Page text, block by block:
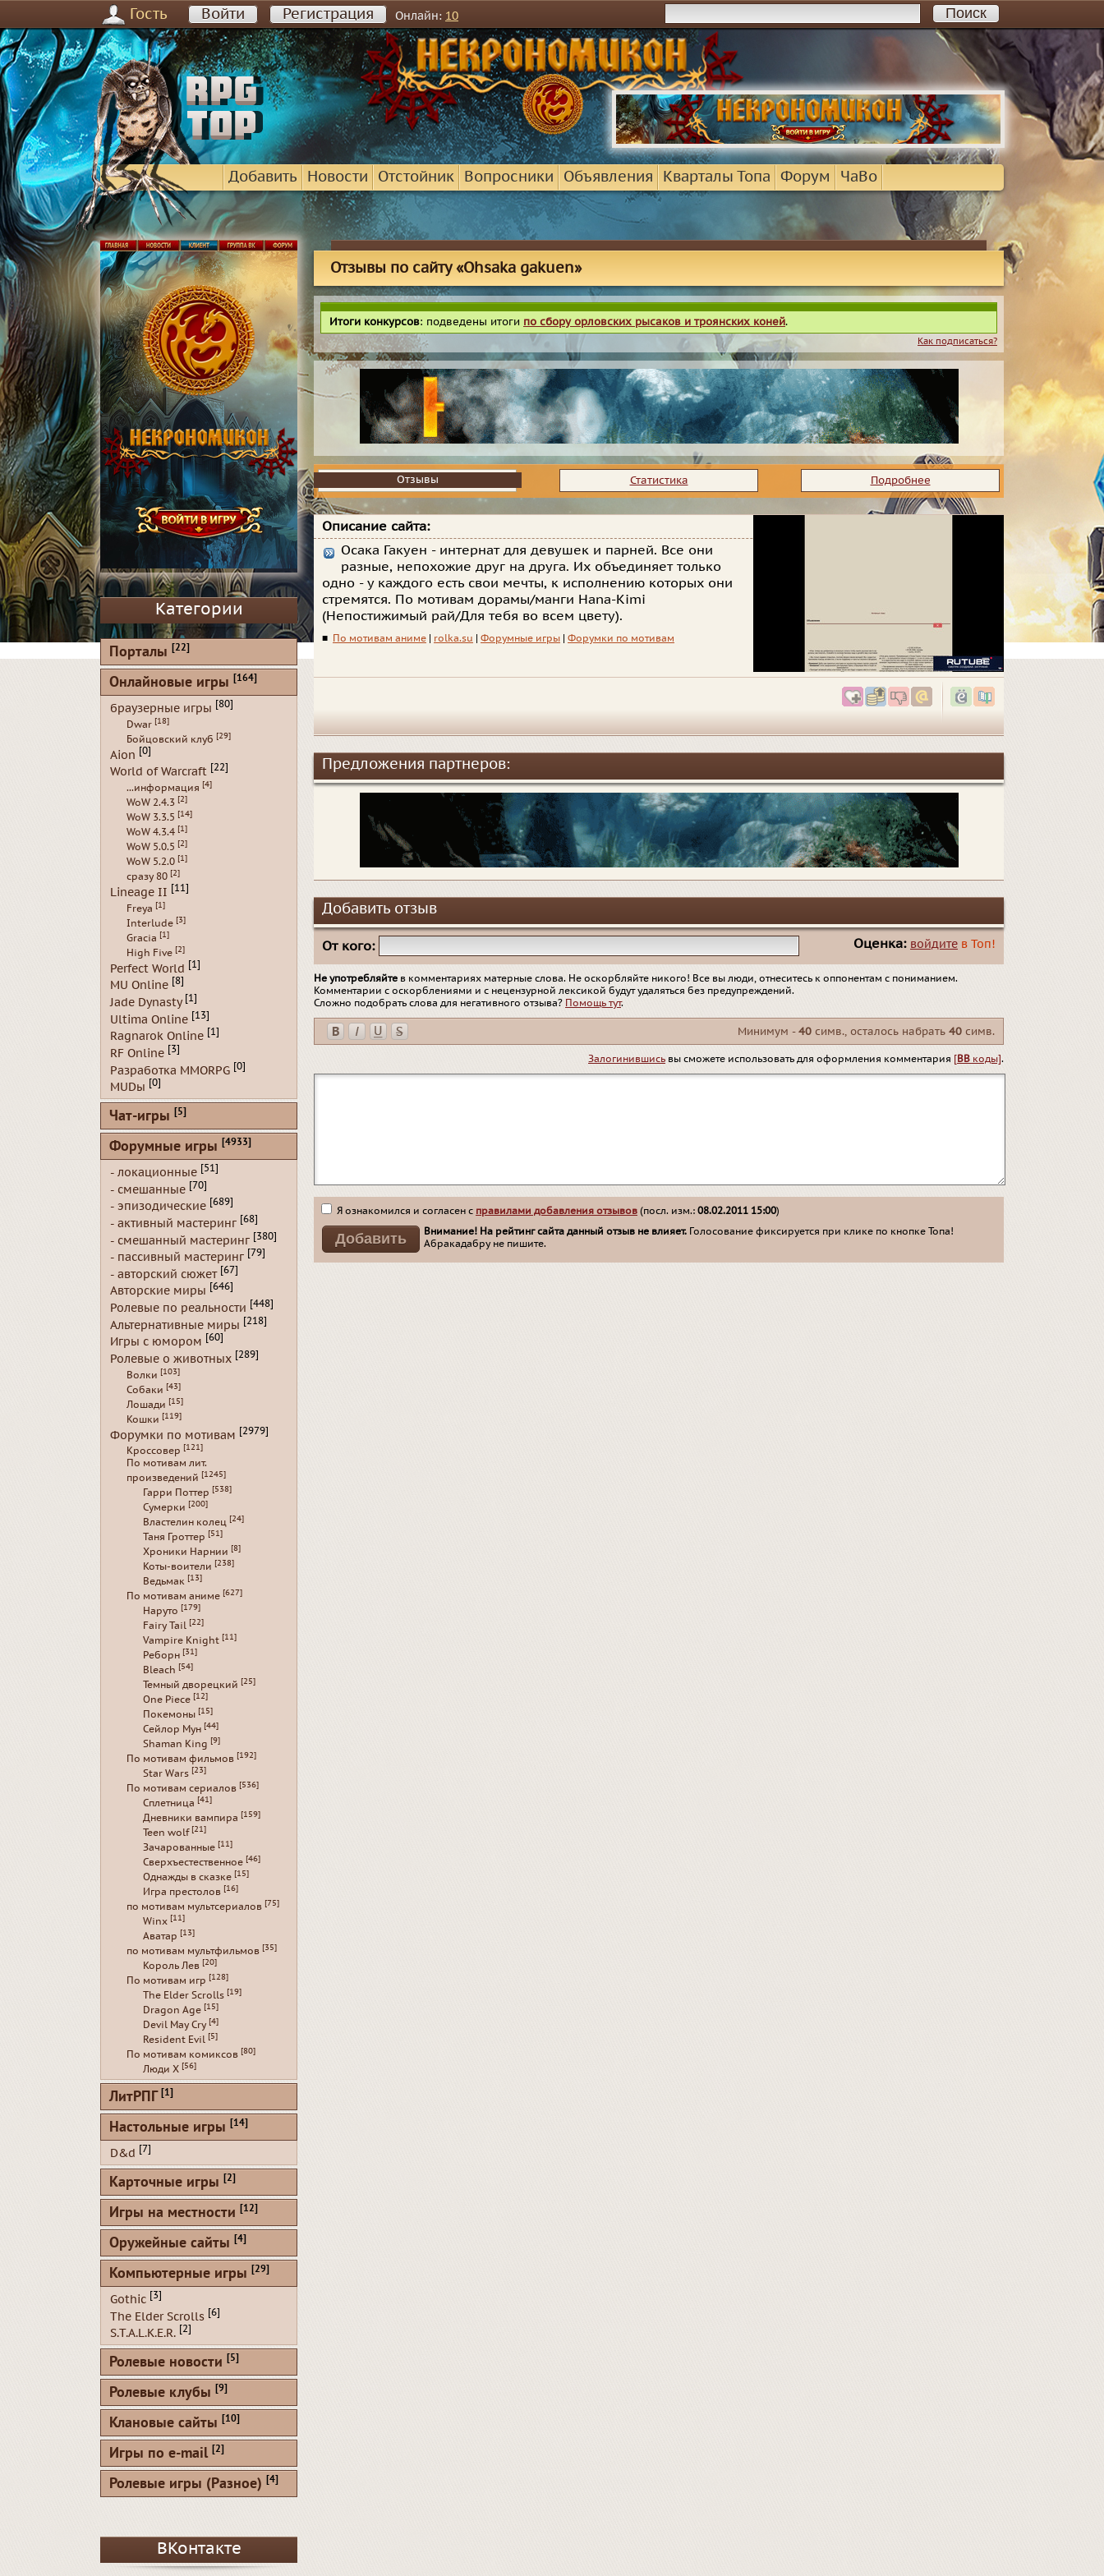
Гость Войти Регистрация Онлайн: 10
Добавить Новости Отстойник Вопросники Объявления Кварталы Топа Форум ЧаВо
Отзывы по сайту «Ohsaka gakuen»
Итоги конкурсов: подведены итоги по сбору орловских рысаков и троянских коней.
Как подписаться?
Отзывы
Отзывы Статистика Подробнее
Описание сайта:
Осака Гакуен - интернат для девушек и парней. Все они
разные, непохожие друг на друга. Их объединяет только
одно - у каждого есть свои мечты, к исполнению которых они
стремятся. По мотивам дорамы/манги Hana-Kimi
(Непостижимый рай/Для тебя во всем цвету).
■ По мотивам аниме rolka.su Форумные игры Форумки по мотивам
Предложения партнеров:
Добавить отзыв
От кого: Оценка: войдите в Топ!
Не употребляйте в комментариях матерные слова. Не оскорбляйте никого! Все вы люди, отнеситесь к оппонентам с пониманием.
Комментарии с оскорблениями и с нецензурной лексикой будут удаляться без предупреждений.
Сложно подобрать слова для негативного отзыва? Помощь тут.
Минимум -40 симв., осталось набрать 40 симв.
Залогинившись вы сможете использовать для оформления комментария [BB коды].
Я ознакомился и согласен с правилами добавления отзывов (посл. изм.: 08.02.2011 15:00)
Внимание! На рейтинг сайта данный отзыв не влияет. Голосование фиксируется при клике по кнопке Топа!
Абракадабру не пишите.
Категории
Порталы [22]
Онлайновые игры [164]
браузерные игры [80]
Dwar [18]
Бойцовский клуб [29]
Aion [0]
World of Warcraft [22]
...информация [4]
WoW 2.4.3 [2]
WoW 3.3.5 [14]
WoW 4.3.4 [1]
WoW 5.0.5 [2]
WoW 5.2.0 [1]
сразу 80 [2]
Lineage II [11]
Freya [1]
Interlude [3]
Gracia [1]
High Five [2]
Perfect World [1]
MU Online [8]
Jade Dynasty [1]
Ultima Online [13]
Ragnarok Online [1]
RF Online [3]
Разработка MMORPG [0]
MUDы [0]
Чат-игры [5]
Форумные игры [4933]
- локационные [51]
- смешанные [70]
- эпизодические [689]
- активный мастеринг [68]
- смешанный мастеринг [380]
- пассивный мастеринг [79]
- авторский сюжет [67]
Авторские миры [646]
Ролевые по реальности [448]
Альтернативные миры [218]
Игры с юмором [60]
Ролевые о животных [289]
Волки [103]
Собаки [43]
Лошади [15]
Кошки [119]
Форумки по мотивам [2979]
Кроссовер [121]
По мотивам лит.
произведений [1245]
Гарри Поттер [538]
Сумерки [200]
Властелин колец [24]
Таня Гроттер [51]
Хроники Нарнии [8]
Коты-воители [238]
Ведьмак [13]
По мотивам аниме [627]
Наруто [179]
Fairy Tail [22]
Vampire Knight [11]
Реборн [31]
Bleach [54]
Темный дворецкий [25]
One Piece [12]
Покемоны [15]
Сейлор Мун [44]
Shaman King [9]
По мотивам фильмов [192]
Star Wars [23]
По мотивам сериалов [536]
Сплетница [41]
Дневники вампира [159]
Teen wolf [21]
Зачарованные [11]
Сверхъестественное [46]
Однажды в сказке [15]
Игра престолов [16]
по мотивам мультсериалов [75]
Winx [11]
Аватар [13]
по мотивам мультфильмов [35]
Король Лев [20]
По мотивам игр [128]
The Elder Scrolls [19]
Dragon Age [15]
Devil May Cry [4]
Resident Evil [5]
По мотивам комиксов [80]
Люди Х [56]
ЛитРПГ [1]
Настольные игры [14]
D&d [7]
Карточные игры [2]
Игры на местности [12]
Оружейные сайты [4]
Компьютерные игры [29]
Gothic [3]
The Elder Scrolls [6]
S.T.A.L.K.E.R. [2]
Ролевые новости [5]
Ролевые клубы [9]
Клановые сайты [10]
Игры по e-mail [2]
Ролевые игры (Разное) [4]
ВКонтакте